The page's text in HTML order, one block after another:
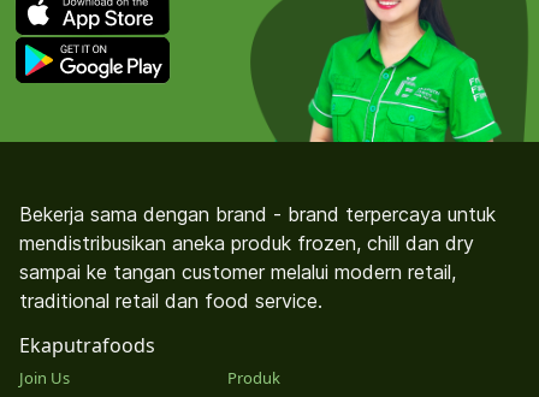
Bekerja sama dengan brand - brand terpercaya untuk
mendistribusikan aneka produk frozen, chill dan dry
sampai ke tangan customer melalui modern retail,
traditional retail dan food service.
Ekaputrafoods
Join Us
Produk